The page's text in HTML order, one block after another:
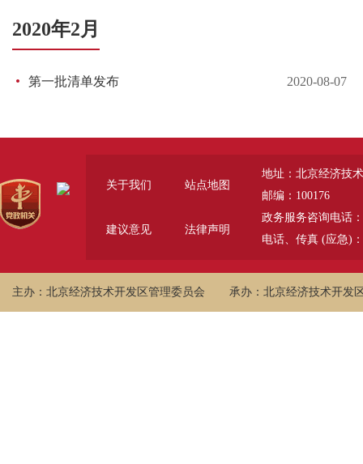
2020年2月
第一批清单发布 2020-08-07
关于我们 站点地图
建议意见 法律声明
地址：北京经济技
邮编：100176
政务服务咨询电话
电话、传真 (应急)
主办：北京经济技术开发区管理委员会 承办：北京经济技术开发